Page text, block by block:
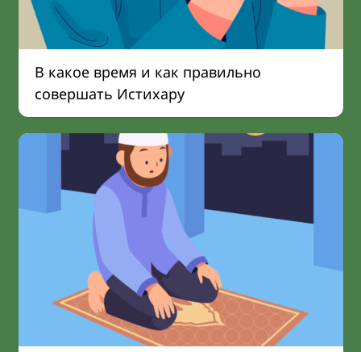
В какое время и как правильно
совершать Истихару